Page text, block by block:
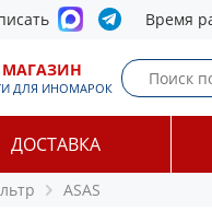
Время
МАГАЗИН
ДЛЯ ИНОМАРОК
ДОСТАВКА
ASAS